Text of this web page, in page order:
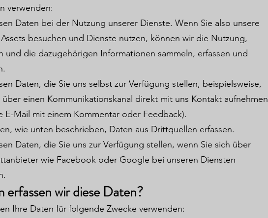
verwenden:
Daten bei der Nutzung unserer Dienste. Wenn Sie also unsere
besuchen und Dienste nutzen, können wir die Nutzung,
und die dazugehörigen Informationen sammeln, erfassen und
Daten, die Sie uns selbst zur Verfügung stellen, beispielsweise,
über einen Kommunikationskanal direkt mit uns Kontakt aufnehmen
E-Mail mit einem Kommentar oder Feedback).
wie unten beschrieben, Daten aus Drittquellen erfassen.
Daten, die Sie uns zur Verfügung stellen, wenn Sie sich über
wie Facebook oder Google bei unseren Diensten
erfassen wir diese Daten?
Ihre Daten für folgende Zwecke verwenden: